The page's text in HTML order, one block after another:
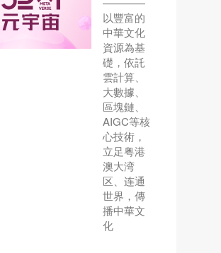
以豐富的
中華文化
資源為基
礎，依託
雲計算、
大數據、
區塊鏈、
AIGC等核
心技術，
立足粤港
澳大湾
区、连通
世界，傳
播中華文
化